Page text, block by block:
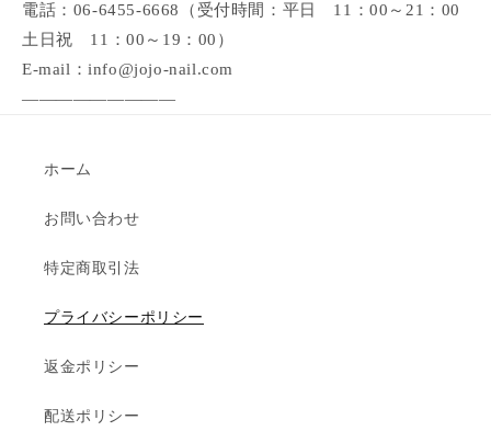
電話：06-6455-6668（受付時間：平日 11：00～21：00
土日祝 11：00～19：00）
E-mail：info@jojo-nail.com
—————————
ホーム
お問い合わせ
特定商取引法
プライバシーポリシー
返金ポリシー
配送ポリシー